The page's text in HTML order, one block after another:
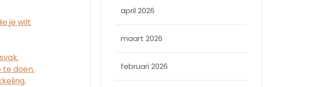
je wilt
doen.
april 2026
maart 2026
februari 2026